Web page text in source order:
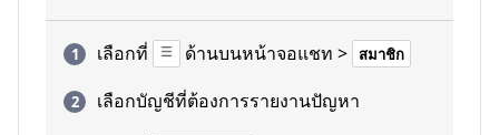
เลือกที่ ด้านบนหน้าจอแชท > สมาชิก
เลือกบัญชีที่ต้องการรายงานปัญหา